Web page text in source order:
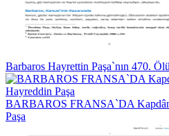
Barbaros Hayrettin Paşa`nın 470.
BARBAROS FRANSA`DA
Paşa